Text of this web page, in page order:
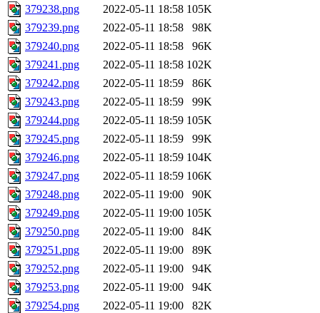
379238.png
2022-05-11 18:58 105K
379239.png
2022-05-11 18:58
98K
379240.png
2022-05-11 18:58
96K
379241.png
2022-05-11 18:58 102K
379242.png
2022-05-11 18:59
86K
379243.png
2022-05-11 18:59
99K
379244.png
2022-05-11 18:59 105K
379245.png
2022-05-11 18:59
99K
379246.png
2022-05-11 18:59 104K
379247.png
2022-05-11 18:59 106K
379248.png
2022-05-11 19:00
90K
379249.png
2022-05-11 19:00 105K
379250.png
2022-05-11 19:00
84K
379251.png
2022-05-11 19:00
89K
379252.png
2022-05-11 19:00
94K
379253.png
2022-05-11 19:00
94K
379254.png
2022-05-11 19:00
82K